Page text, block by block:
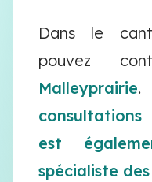
Dans le
pouvez
Malleyprairie.
est
spécialiste